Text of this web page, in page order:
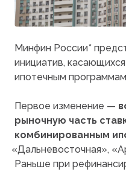
Минфин России*
инициатив,
ипотечным
Первое изменение —
рыночную часть
комбинированным
«Дальневосточная»,
Раньше при